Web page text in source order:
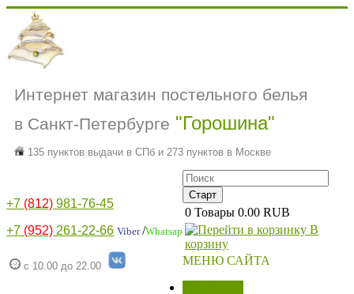
Интернет магазин постельного белья
в Санкт-Петербурге "Горошина"
135 пунктов выдачи в СПб и 273 пунктов в Москве
+7 (812) 981-76-45
+7 (952) 261-22-66 Viber/Whatsap
с 10.00 до 22.00
0 Товары 0.00 RUB
В
корзину
МЕНЮ САЙТА